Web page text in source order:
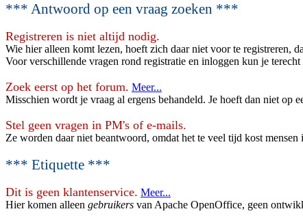
*** Antwoord op een vraag zoeken ***
Registreren is niet altijd nodig.
Wie hier alleen komt lezen, hoeft zich daar niet voor te registreren,
Voor verschillende vragen rond registratie en inloggen kun je
Zoek eerst op het forum. Meer...
Misschien wordt je vraag al ergens behandeld. Je hoeft dan niet op
Stel geen vragen in PM's of e-mails.
Ze worden daar niet beantwoord, omdat het te veel tijd kost
*** Etiquette ***
Dit is geen klantenservice. Meer...
Hier komen alleen gebruikers van Apache OpenOffice, geen